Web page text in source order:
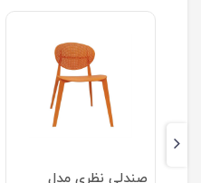
صندلی نظری مدل